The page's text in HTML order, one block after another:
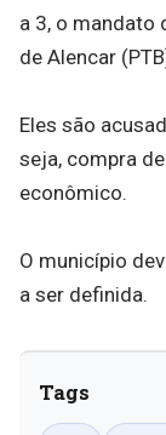
a 3, o mandato
de Alencar
Eles são
seja, compra
econômico.
O município
a ser definida.
Tags